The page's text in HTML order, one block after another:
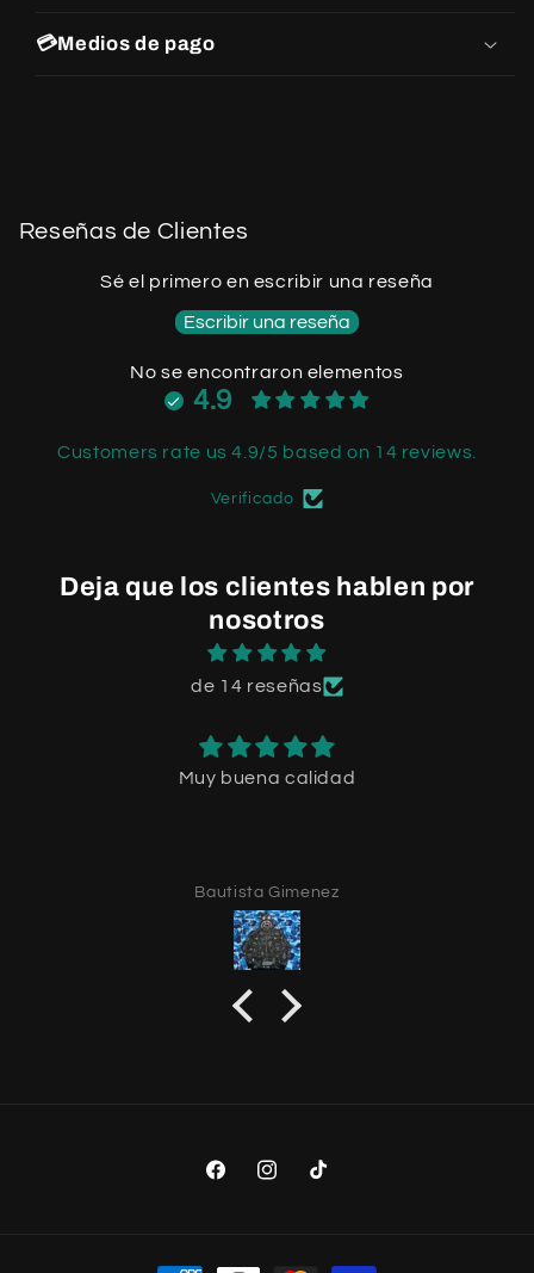
💳Medios de pago
Reseñas de Clientes
Sé el primero en escribir una reseña
Escribir una reseña
No se encontraron elementos
4.9
Customers rate us 4.9/5 based on 14 reviews.
Verificado
Deja que los clientes hablen por
nosotros
de 14 reseñas
Muy buena calidad
Bautista Gimenez
FacebookInstagram
TikTok
Payment